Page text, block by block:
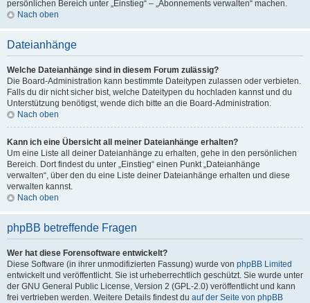
persönlichen Bereich unter „Einstieg“ – „Abonnements verwalten“ machen.
Nach oben
Dateianhänge
Welche Dateianhänge sind in diesem Forum zulässig?
Die Board-Administration kann bestimmte Dateitypen zulassen oder verbieten.
Falls du dir nicht sicher bist, welche Dateitypen du hochladen kannst und du
Unterstützung benötigst, wende dich bitte an die Board-Administration.
Nach oben
Kann ich eine Übersicht all meiner Dateianhänge erhalten?
Um eine Liste all deiner Dateianhänge zu erhalten, gehe in den persönlichen
Bereich. Dort findest du unter „Einstieg“ einen Punkt „Dateianhänge
verwalten“, über den du eine Liste deiner Dateianhänge erhalten und diese
verwalten kannst.
Nach oben
phpBB betreffende Fragen
Wer hat diese Forensoftware entwickelt?
Diese Software (in ihrer unmodifizierten Fassung) wurde von phpBB Limited
entwickelt und veröffentlicht. Sie ist urheberrechtlich geschützt. Sie wurde unter
der GNU General Public License, Version 2 (GPL-2.0) veröffentlicht und kann
frei vertrieben werden. Weitere Details findest du auf der Seite von phpBB